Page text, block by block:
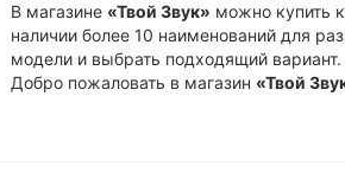
В магазине «Твой Звук» можно купить
наличии более 10 наименований для
модели и выбрать подходящий вариант.
Добро пожаловать в магазин «Твой